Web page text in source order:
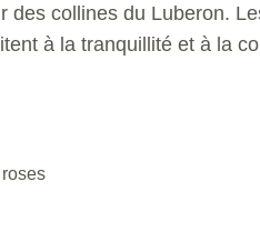
collines du Luberon.
à la tranquillité et à la